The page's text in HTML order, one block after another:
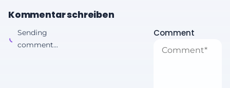
Kommentar schreiben
Sending
comment...
Comment